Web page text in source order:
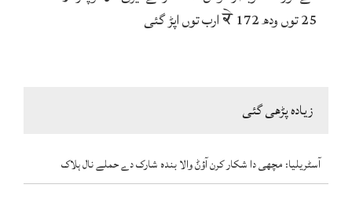
25 توں ودھ ਕੇ 172 ارب توں اپڑ گئی
زیادہ پڑھی گئی
آسٹریلیا: مچھی دا شکار کرن آؤݨ والا بندہ شارک دے حملے نال ہلاک